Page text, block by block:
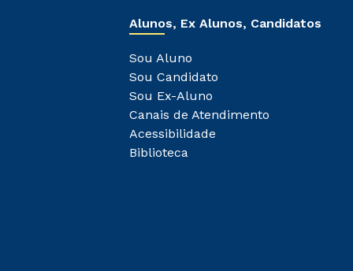
Alunos, Ex Alunos, Candidatos
Sou Aluno
Sou Candidato
Sou Ex-Aluno
Canais de Atendimento
Acessibilidade
Biblioteca